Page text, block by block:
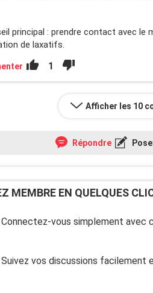
principal : prendre contact avec le
de laxatifs.
1
Afficher les 10
Répondre
MEMBRE EN QUELQUES
Connectez-vous simplement avec
Suivez vos discussions facilement